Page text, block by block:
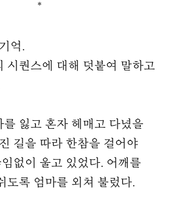
*
억.
퀀스에 대해 덧붙여 말하고
잃고 혼자 헤매고 다녔을
길을 따라 한참을 걸어야
없이 울고 있었다. 어깨를
도록 엄마를 외쳐 불렀다.